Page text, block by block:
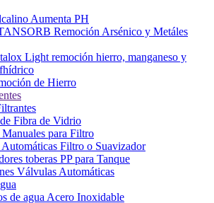
Aumenta PH
Remoción Arsénico y Metáles
Light remoción hierro, manganeso y
de Hierro
Fibra de Vidrio
para Filtro
Filtro o Suavizador
toberas PP para Tanque
Válvulas Automáticas
de agua Acero Inoxidable